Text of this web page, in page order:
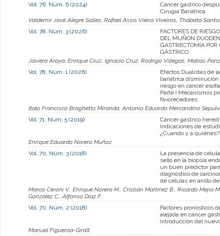
Vol. 76, Núm. 6 (2024)
Cáncer gástrico
Cirugía Bariátrica
Valdemir José Alegre Salles, Rafael Assis Vieira Viveiros, Thabata
Vol. 78, Núm. 3 (2026)
FACTORES DE
DEL MUÑON
GASTRECTOMÍA POR
GÁSTRICO
Javiera Araya, Enrique Cruz, Ignacio Cruz, Rodrigo Villegas, Matías
Vol. 78, Núm. 1 (2026)
Efectos Dualistas de
bariátrica
riesgo en cáncer
Parte I Mecanismos
favorecedores
Italo Francisco Braghetto Miranda, Antonio Eduardo Mercandino
Vol. 71, Núm. 5 (2019)
Cáncer gástrico
Indicaciones de
¿Cuando y a quiénes?
Enrique Eduardo Norero Muñoz
Vol. 70, Núm. 3 (2018)
La presencia de
sello en la biopsia
un buen predictor
diagnóstico de
de células en anillo
Marco Ceroni V., Enrique Norero M., Cristián Martínez B., Ricardo Mejia
González C., Alfonso Díaz F.
Vol. 70, Núm. 2 (2018)
Factores pronósticos
alejada en cáncer
Introducción del
Manuel Figueroa-Giralt